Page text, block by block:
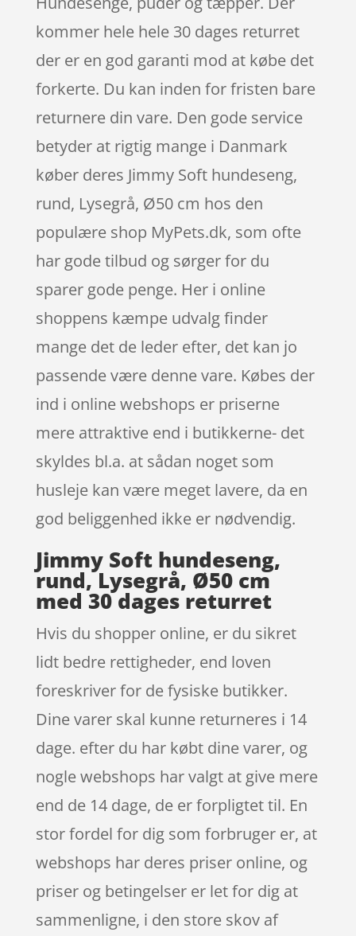
kommer hele hele 30 dages returret
der er en god garanti mod at købe det
forkerte. Du kan inden for fristen bare
returnere din vare. Den gode service
betyder at rigtig mange i Danmark
køber deres Jimmy Soft hundeseng,
rund, Lysegrå, Ø50 cm hos den
populære shop MyPets.dk, som ofte
har gode tilbud og sørger for du
sparer gode penge. Her i online
shoppens kæmpe udvalg finder
mange det de leder efter, det kan jo
passende være denne vare. Købes der
ind i online webshops er priserne
mere attraktive end i butikkerne- det
skyldes bl.a. at sådan noget som
husleje kan være meget lavere, da en
god beliggenhed ikke er nødvendig.
Jimmy Soft hundeseng,
rund, Lysegrå, Ø50 cm
med 30 dages returret
Hvis du shopper online, er du sikret
lidt bedre rettigheder, end loven
foreskriver for de fysiske butikker.
Dine varer skal kunne returneres i 14
dage. efter du har købt dine varer, og
nogle webshops har valgt at give mere
end de 14 dage, de er forpligtet til. En
stor fordel for dig som forbruger er, at
webshops har deres priser online, og
priser og betingelser er let for dig at
sammenligne, i den store skov af